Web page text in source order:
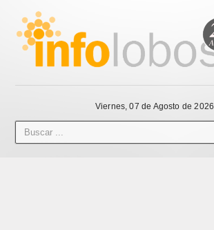
Viernes, 07 de Agosto de 2026